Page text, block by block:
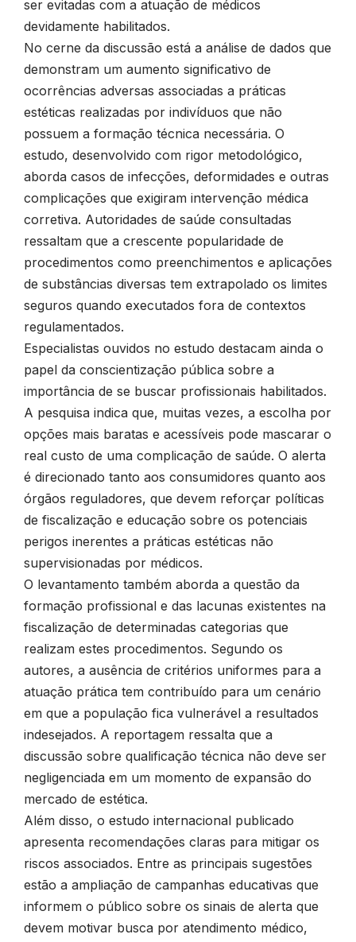
ser evitadas com a atuação de médicos
devidamente habilitados.
No cerne da discussão está a análise de dados que
demonstram um aumento significativo de
ocorrências adversas associadas a práticas
estéticas realizadas por indivíduos que não
possuem a formação técnica necessária. O
estudo, desenvolvido com rigor metodológico,
aborda casos de infecções, deformidades e outras
complicações que exigiram intervenção médica
corretiva. Autoridades de saúde consultadas
ressaltam que a crescente popularidade de
procedimentos como preenchimentos e aplicações
de substâncias diversas tem extrapolado os limites
seguros quando executados fora de contextos
regulamentados.
Especialistas ouvidos no estudo destacam ainda o
papel da conscientização pública sobre a
importância de se buscar profissionais habilitados.
A pesquisa indica que, muitas vezes, a escolha por
opções mais baratas e acessíveis pode mascarar o
real custo de uma complicação de saúde. O alerta
é direcionado tanto aos consumidores quanto aos
órgãos reguladores, que devem reforçar políticas
de fiscalização e educação sobre os potenciais
perigos inerentes a práticas estéticas não
supervisionadas por médicos.
O levantamento também aborda a questão da
formação profissional e das lacunas existentes na
fiscalização de determinadas categorias que
realizam estes procedimentos. Segundo os
autores, a ausência de critérios uniformes para a
atuação prática tem contribuído para um cenário
em que a população fica vulnerável a resultados
indesejados. A reportagem ressalta que a
discussão sobre qualificação técnica não deve ser
negligenciada em um momento de expansão do
mercado de estética.
Além disso, o estudo internacional publicado
apresenta recomendações claras para mitigar os
riscos associados. Entre as principais sugestões
estão a ampliação de campanhas educativas que
informem o público sobre os sinais de alerta que
devem motivar busca por atendimento médico,